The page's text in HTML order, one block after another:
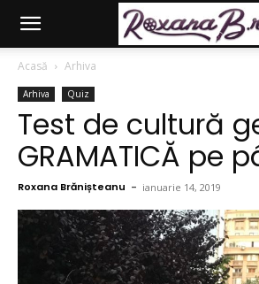
Acasă Arhiva
Arhiva Quiz
Test de cultură
GRAMATICĂ pe
Roxana Brănișteanu - ianuarie 14, 2019